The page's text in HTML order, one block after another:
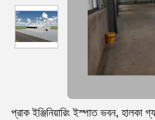
প্রাক ইঞ্জিনিয়ারিং ইস্পাত ভবন,